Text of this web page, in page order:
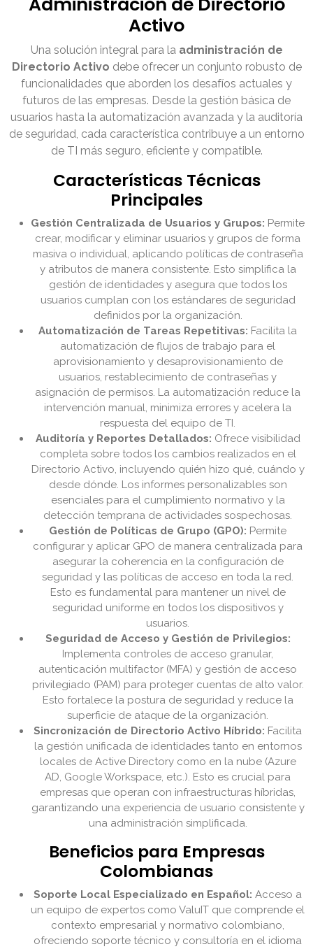
Activo
Una solución integral para la administración de
Directorio Activo debe ofrecer un conjunto robusto de
funcionalidades que aborden los desafíos actuales y
futuros de las empresas. Desde la gestión básica de
usuarios hasta la automatización avanzada y la auditoría
de seguridad, cada característica contribuye a un entorno
de TI más seguro, eficiente y compatible.
Características Técnicas
Principales
Gestión Centralizada de Usuarios y Grupos: Permite
crear, modificar y eliminar usuarios y grupos de forma
masiva o individual, aplicando políticas de contraseña
y atributos de manera consistente. Esto simplifica la
gestión de identidades y asegura que todos los
usuarios cumplan con los estándares de seguridad
definidos por la organización.
Automatización de Tareas Repetitivas: Facilita la
automatización de flujos de trabajo para el
aprovisionamiento y desaprovisionamiento de
usuarios, restablecimiento de contraseñas y
asignación de permisos. La automatización reduce la
intervención manual, minimiza errores y acelera la
respuesta del equipo de TI.
Auditoría y Reportes Detallados: Ofrece visibilidad
completa sobre todos los cambios realizados en el
Directorio Activo, incluyendo quién hizo qué, cuándo y
desde dónde. Los informes personalizables son
esenciales para el cumplimiento normativo y la
detección temprana de actividades sospechosas.
Gestión de Políticas de Grupo (GPO): Permite
configurar y aplicar GPO de manera centralizada para
asegurar la coherencia en la configuración de
seguridad y las políticas de acceso en toda la red.
Esto es fundamental para mantener un nivel de
seguridad uniforme en todos los dispositivos y
usuarios.
Seguridad de Acceso y Gestión de Privilegios:
Implementa controles de acceso granular,
autenticación multifactor (MFA) y gestión de acceso
privilegiado (PAM) para proteger cuentas de alto valor.
Esto fortalece la postura de seguridad y reduce la
superficie de ataque de la organización.
Sincronización de Directorio Activo Híbrido: Facilita
la gestión unificada de identidades tanto en entornos
locales de Active Directory como en la nube (Azure
AD, Google Workspace, etc.). Esto es crucial para
empresas que operan con infraestructuras híbridas,
garantizando una experiencia de usuario consistente y
una administración simplificada.
Beneficios para Empresas
Colombianas
Soporte Local Especializado en Español: Acceso a
un equipo de expertos como ValuIT que comprende el
contexto empresarial y normativo colombiano,
ofreciendo soporte técnico y consultoría en el idioma